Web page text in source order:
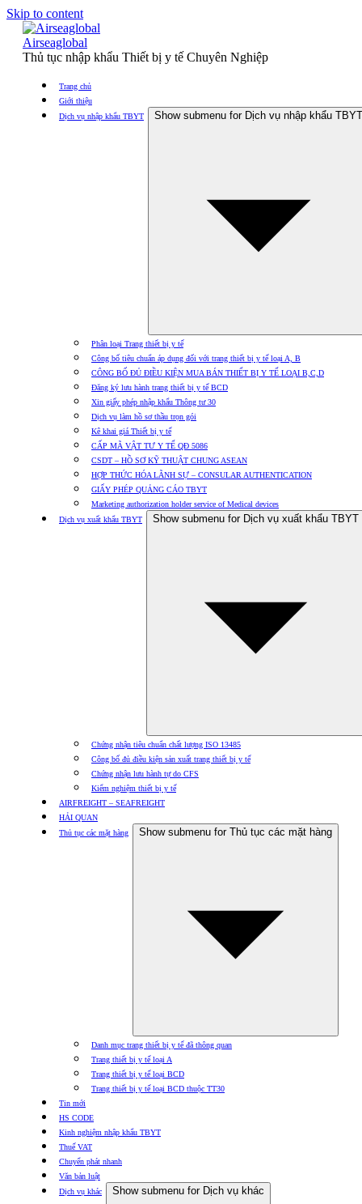
Skip to content
Airseaglobal
Thủ tục nhập khẩu Thiết bị y tế Chuyên Nghiệp
Trang chủ
Giới thiệu
Dịch vụ nhập khẩu TBYT
Show submenu for Dịch vụ nhập khẩu TBYT
Phân loại Trang thiết bị y tế
Công bố tiêu chuẩn áp dụng đối với trang thiết bị y tế loại A, B
CÔNG BỐ ĐỦ ĐIỀU KIỆN MUA BÁN THIẾT BỊ Y TẾ LOẠI B,C,D
Đăng ký lưu hành trang thiết bị y tế BCD
Xin giấy phép nhập khẩu Thông tư 30
Dịch vụ làm hồ sơ thầu trọn gói
Kê khai giá Thiết bị y tế
CẤP MÃ VẬT TƯ Y TẾ QĐ 5086
CSDT – HỒ SƠ KỸ THUẬT CHUNG ASEAN
HỢP THỨC HÓA LÃNH SỰ – CONSULAR AUTHENTICATION
GIẤY PHÉP QUẢNG CÁO TBYT
Marketing authorization holder service of Medical devices
Dịch vụ xuất khẩu TBYT
Show submenu for Dịch vụ xuất khẩu TBYT
Chứng nhận tiêu chuẩn chất lượng ISO 13485
Công bố đủ điều kiện sản xuất trang thiết bị y tế
Chứng nhận lưu hành tự do CFS
Kiểm nghiệm thiết bị y tế
AIRFREIGHT – SEAFREIGHT
HẢI QUAN
Thủ tục các mặt hàng
Show submenu for Thủ tục các mặt hàng
Danh mục trang thiết bị y tế đã thông quan
Trang thiết bị y tế loại A
Trang thiết bị y tế loại BCD
Trang thiết bị y tế loại BCD thuộc TT30
Tin mới
HS CODE
Kinh nghiệm nhập khẩu TBYT
Thuế VAT
Chuyển phát nhanh
Văn bản luật
Dịch vụ khác
Show submenu for Dịch vụ khác